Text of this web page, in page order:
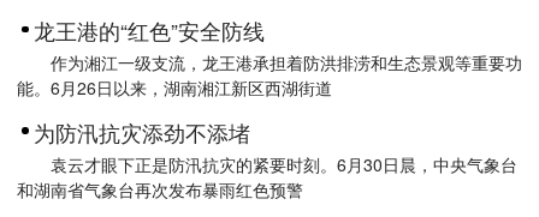
龙王港的“红色”安全防线
作为湘江一级支流，龙王港承担着防洪排涝和生态景观等重要功
能。6月26日以来，湖南湘江新区西湖街道
为防汛抗灾添劲不添堵
袁云才眼下正是防汛抗灾的紧要时刻。6月30日晨，中央气象台
和湖南省气象台再次发布暴雨红色预警